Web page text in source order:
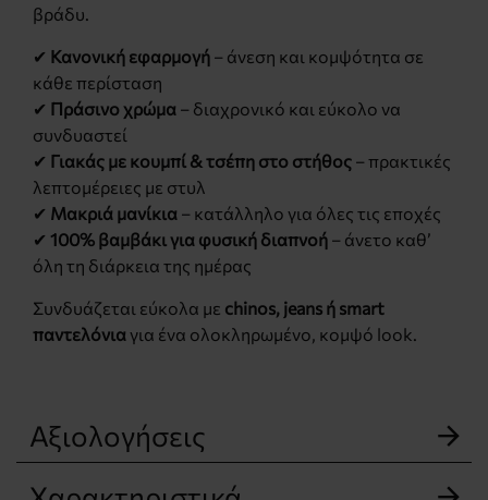
βράδυ.
✔ Κανονική εφαρμογή – άνεση και κομψότητα σε
κάθε περίσταση
✔ Πράσινο χρώμα – διαχρονικό και εύκολο να
συνδυαστεί
✔ Γιακάς με κουμπί & τσέπη στο στήθος – πρακτικές
λεπτομέρειες με στυλ
✔ Μακριά μανίκια – κατάλληλο για όλες τις εποχές
✔ 100% βαμβάκι για φυσική διαπνοή – άνετο καθ’
όλη τη διάρκεια της ημέρας
Συνδυάζεται εύκολα με chinos, jeans ή smart
παντελόνια για ένα ολοκληρωμένο, κομψό look.
Αξιολογήσεις